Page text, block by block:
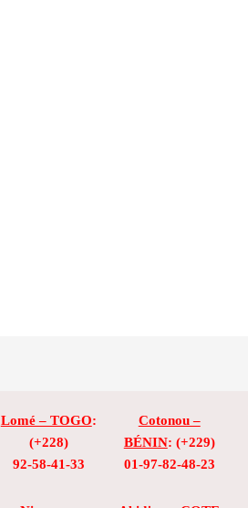
Lomé – TOGO:
(+228)
92-58-41-33
Cotonou –
BÉNIN: (+229)
01-97-82-48-23